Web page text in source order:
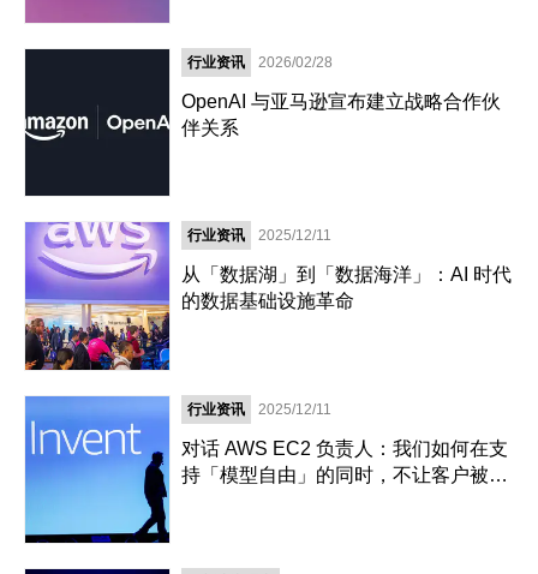
行业资讯 2026/02/28
OpenAI 与亚马逊宣布建立战略合作伙
伴关系
行业资讯 2025/12/11
从「数据湖」到「数据海洋」：AI 时代
的数据基础设施革命
行业资讯 2025/12/11
对话 AWS EC2 负责人：我们如何在支
持「模型自由」的同时，不让客户被弹